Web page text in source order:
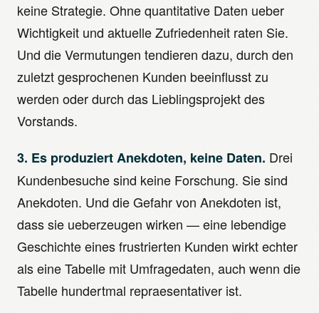
keine Strategie. Ohne quantitative Daten ueber
Wichtigkeit und aktuelle Zufriedenheit raten Sie.
Und die Vermutungen tendieren dazu, durch den
zuletzt gesprochenen Kunden beeinflusst zu
werden oder durch das Lieblingsprojekt des
Vorstands.
3. Es produziert Anekdoten, keine Daten. Drei
Kundenbesuche sind keine Forschung. Sie sind
Anekdoten. Und die Gefahr von Anekdoten ist,
dass sie ueberzeugen wirken — eine lebendige
Geschichte eines frustrierten Kunden wirkt echter
als eine Tabelle mit Umfragedaten, auch wenn die
Tabelle hundertmal repraesentativer ist.